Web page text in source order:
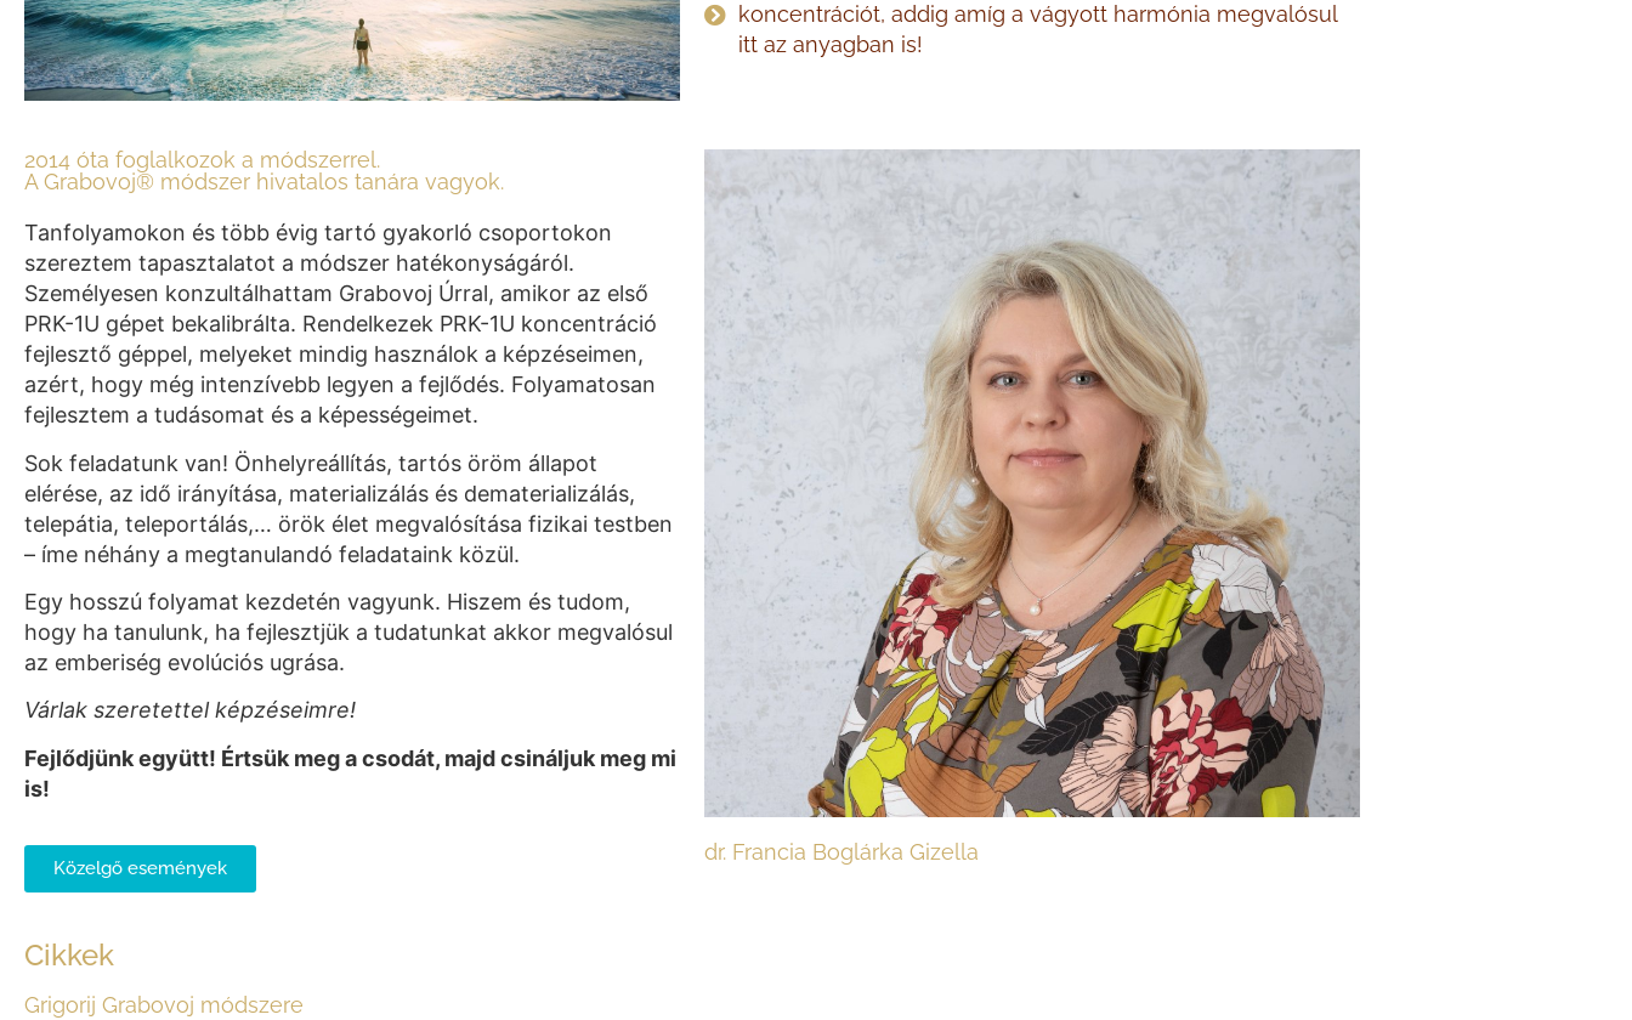
koncentrációt, addig amíg a vágyott harmónia megvalósul
itt az anyagban is!
2014 óta foglalkozok a módszerrel.
A Grabovoj® módszer hivatalos tanára vagyok.
Tanfolyamokon és több évig tartó gyakorló csoportokon
szereztem tapasztalatot a módszer hatékonyságáról.
Személyesen konzultálhattam Grabovoj Úrral, amikor az első
PRK-1U gépet bekalibrálta. Rendelkezek PRK-1U koncentráció
fejlesztő géppel, melyeket mindig használok a képzéseimen,
azért, hogy még intenzívebb legyen a fejlődés. Folyamatosan
fejlesztem a tudásomat és a képességeimet.
Sok feladatunk van! Önhelyreállítás, tartós öröm állapot
elérése, az idő irányítása, materializálás és dematerializálás,
telepátia, teleportálás,… örök élet megvalósítása fizikai testben
– íme néhány a megtanulandó feladataink közül.
Egy hosszú folyamat kezdetén vagyunk. Hiszem és tudom,
hogy ha tanulunk, ha fejlesztjük a tudatunkat akkor megvalósul
az emberiség evolúciós ugrása.
Várlak szeretettel képzéseimre!
Fejlődjünk együtt! Értsük meg a csodát, majd csináljuk meg mi
is!
Közelgő események
dr. Francia Boglárka Gizella
Cikkek
Grigorij Grabovoj módszere